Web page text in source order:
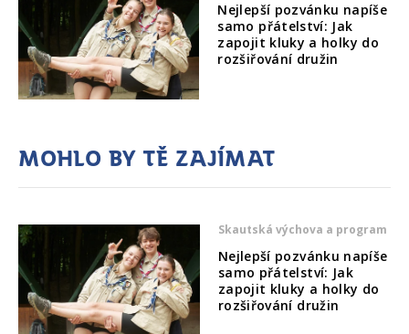
Nejlepší pozvánku napíše
samo přátelství: Jak
zapojit kluky a holky do
rozšiřování družin
Mohlo by tě zajímat
Skautská výchova a program
Nejlepší pozvánku napíše
samo přátelství: Jak
zapojit kluky a holky do
rozšiřování družin